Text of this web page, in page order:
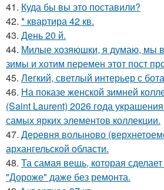
41. Куда бы вы это поставили?
42. * квартира 42 кв.
43. День 20 й.
44. Милые хозяюшки, я думаю, мы
зимы и хотим перемен этот пост
45. Легкий, светлый интерьер с
46. На показе женской зимней
(Saint Laurent) 2026 года
самых ярких элементов коллекции.
47. Деревня волыново
архангельской области.
48. Та самая вещь, которая
"Дороже" даже без ремонта.